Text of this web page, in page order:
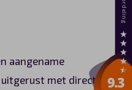
aangename
met directe